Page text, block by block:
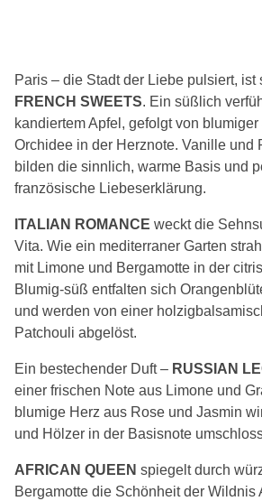
Paris – die Stadt der Liebe pulsiert, ist
FRENCH SWEETS. Ein süßlich
kandiertem Apfel, gefolgt von blumiger
Orchidee in der Herznote. Vanille und
bilden die sinnlich, warme Basis und
französische Liebeserklärung.
ITALIAN ROMANCE weckt die
Vita. Wie ein mediterraner Garten
mit Limone und Bergamotte in der
Blumig-süß entfalten sich
und werden von einer
Patchouli abgelöst.
Ein bestechender Duft – RUSSIAN
einer frischen Note aus Limone und
blumige Herz aus Rose und Jasmin
und Hölzer in der Basisnote
AFRICAN QUEEN spiegelt durch
Bergamotte die Schönheit der Wildnis